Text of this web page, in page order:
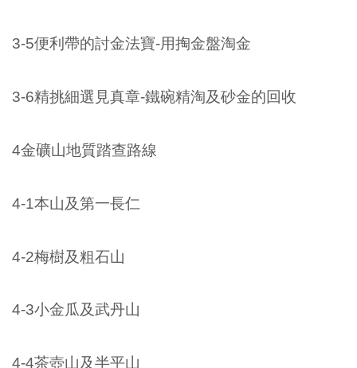
3-5便利帶的討金法寶-用掏金盤淘金
3-6精挑細選見真章-鐵碗精淘及砂金的回收
4金礦山地質踏查路線
4-1本山及第一長仁
4-2梅樹及粗石山
4-3小金瓜及武丹山
4-4茶壺山及半平山